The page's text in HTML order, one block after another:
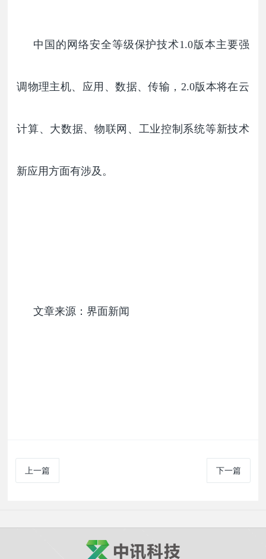
中国的网络安全等级保护技术1.0版本主要强
调物理主机、应用、数据、传输，2.0版本将在云
计算、大数据、物联网、工业控制系统等新技术
新应用方面有涉及。
文章来源：界面新闻
上一篇 下一篇